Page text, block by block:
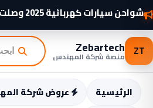
تخطي
إلى
المحتوى
شواحن سيارات كهربائية 2025 وصلت — اطّلع الآن
ZT
Zebartech
منصة شركة المهندس
الرئيسية عروض شركة